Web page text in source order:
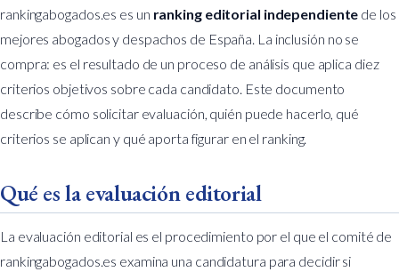
rankingabogados.es es un ranking editorial independiente de los
mejores abogados y despachos de España. La inclusión no se
compra: es el resultado de un proceso de análisis que aplica diez
criterios objetivos sobre cada candidato. Este documento
describe cómo solicitar evaluación, quién puede hacerlo, qué
criterios se aplican y qué aporta figurar en el ranking.
Qué es la evaluación editorial
La evaluación editorial es el procedimiento por el que el comité de
rankingabogados.es examina una candidatura para decidir si